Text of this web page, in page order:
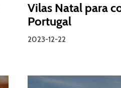
Vilas Natal para
Portugal
2023-12-22